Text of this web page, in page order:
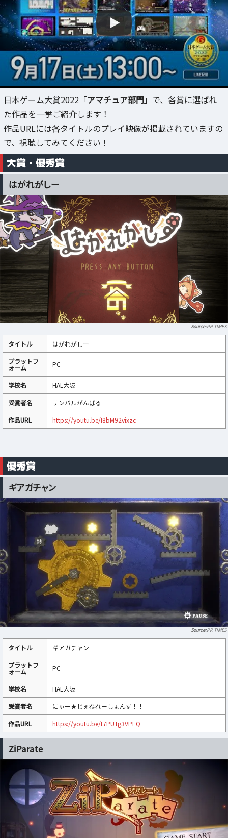
日本ゲーム大賞2022「アマチュア部門」で、各賞に選ばれ
た作品を一挙ご紹介します！
作品URLには各タイトルのプレイ映像が掲載されていますの
で、視聴してみてください！
大賞・優秀賞
はがれがしー
PR TIMES
タイトル
はがれがしー
プラットフ
ォーム PC
学校名
HAL大阪
受賞者名
サンバルがんばる
作品URL
https://youtu.be/I8bM92vixzc
優秀賞
ギアガチャン
PR TIMES
タイトル
ギアガチャン
プラットフ
ォーム PC
学校名
HAL大阪
受賞者名
にゅー★じぇねれーしょんず！！
作品URL
https://youtu.be/t7PUTg3VPEQ
ZiParate